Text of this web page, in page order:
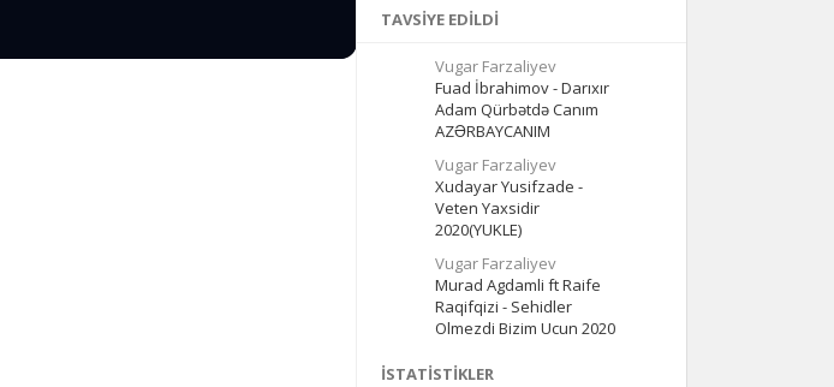
TAVSIYE EDILDI
Vugar Farzaliyev
Fuad İbrahimov - Darıxır
Adam Qürbətdə Canım
AZƏRBAYCANIM
Vugar Farzaliyev
Xudayar Yusifzade -
Veten Yaxsidir
2020(YUKLE)
Vugar Farzaliyev
Murad Agdamli ft Raife
Raqifqizi - Sehidler
Olmezdi Bizim Ucun 2020
İSTATISTIKLER